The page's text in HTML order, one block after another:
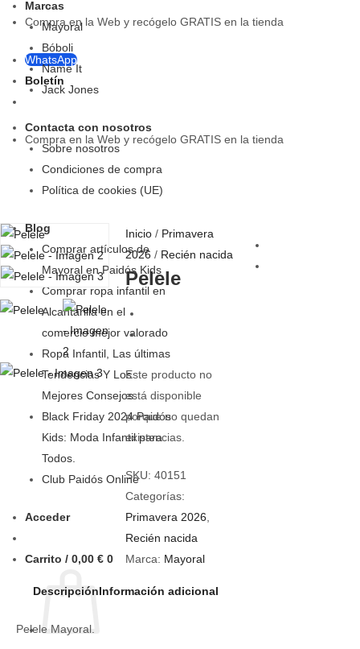
Compra en la Web y recógelo GRATIS en la tienda
WhatsApp
Boletín
Compra en la Web y recógelo GRATIS en la tienda
Marcas
Mayoral
Bóboli
Name It
Jack Jones
Contacta con nosotros
Sobre nosotros
Condiciones de compra
Política de cookies (UE)
Blog
Comprar artículos de
Mayoral en Paidós Kids
Comprar ropa infantil en
Alcantarilla en el
comercio mejor valorado
Ropa Infantil, Las últimas
Tendencias Y Los
Mejores Consejos.
Black Friday 2024 Paidós
Kids: Moda Infantil para
Todos.
Club Paidós Online
Acceder
Carrito / 0,00 € 0
Inicio / Primavera
2026 / Recién nacida
Pelele
Este producto no
está disponible
porque no quedan
existencias.
SKU: 40151
Categorías:
Primavera 2026
Recién nacida
Marca: Mayoral
DescripciónInformación adicional
Pelele Mayoral.